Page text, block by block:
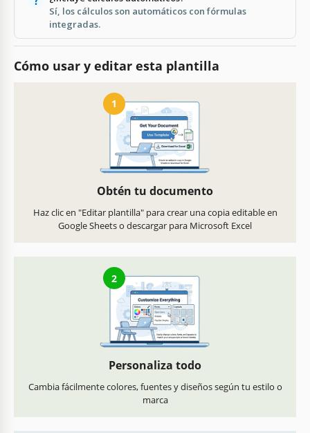
Sí, los cálculos son automáticos con fórmulas
integradas.
Cómo usar y editar esta plantilla
1
Obtén tu documento
Haz clic en "Editar plantilla" para crear una copia editable en
Google Sheets o descargar para Microsoft Excel
2
Personaliza todo
Cambia fácilmente colores, fuentes y diseños según tu estilo o
marca